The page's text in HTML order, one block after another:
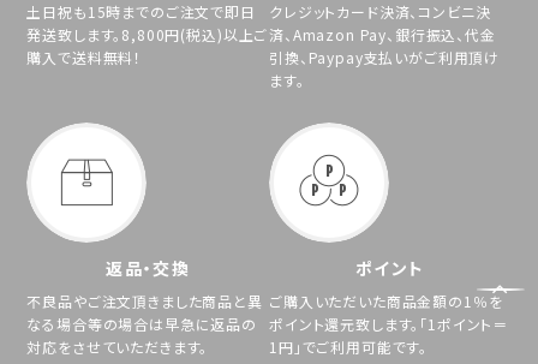
土日祝も15時までのご注文で即日
発送致します。8,800円(税込)以上ご
購入で送料無料！
クレジットカード決済、コンビニ決
済、Amazon Pay、銀行振込、代金
引換、Paypay支払いがご利用頂け
ます。
返品・交換
不良品やご注文頂きました商品と異
なる場合等の場合は早急に返品の
対応をさせていただきます。
ポイント
ご購入いただいた商品金額の1％を
ポイント還元致します。「1ポイント＝
1円」でご利用可能です。